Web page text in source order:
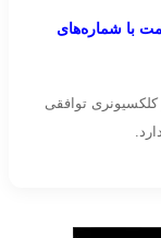
با شماره‌های
توافقی